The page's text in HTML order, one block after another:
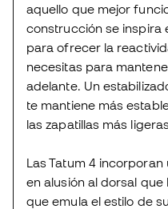
aquello que mejor
construcción se inspira
para ofrecer la
necesitas para
adelante. Un
te mantiene más
las zapatillas más
Las Tatum 4 incorporan
en alusión al dorsal
que emula el estilo de